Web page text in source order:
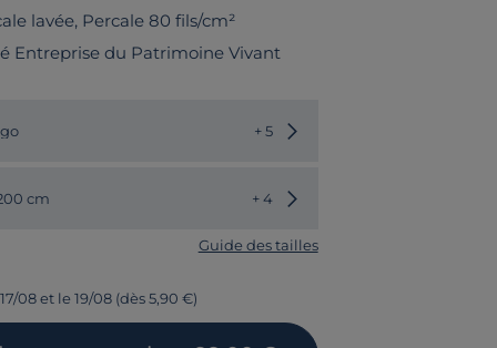
lavée, Percale 80 fils/cm²
Entreprise du Patrimoine Vivant
+ 5 Choisir une autre couleur
cm + 4 Choisir une autre dimension
Guide des tailles
08 et le 19/08 (dès 5,90 €)